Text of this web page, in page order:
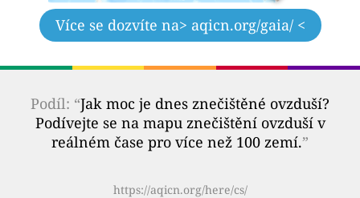
Více se dozvíte na> aqicn.org/gaia/ <
Podíl: “Jak moc je dnes znečištěné ovzduší?
Podívejte se na mapu znečištění ovzduší v
reálném čase pro více než 100 zemí.”
https://aqicn.org/here/cs/